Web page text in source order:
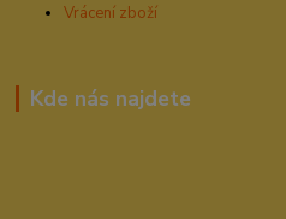
Vrácení zboží
Kde nás najdete